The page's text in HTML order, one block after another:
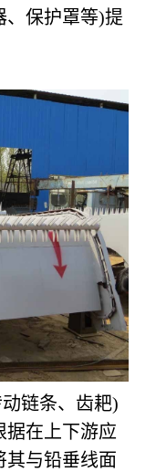
、保护罩等)提
链条、齿耙)
据在上下游应
其与铅垂线面